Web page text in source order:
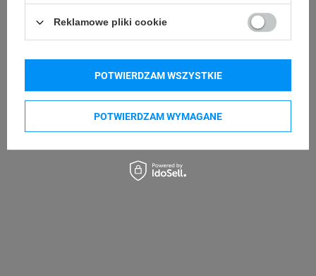
Kupowane razem
Reklamowe pliki cookie
POTWIERDZAM WYMAGANE
POTWIERDZAM WSZYSTKIE